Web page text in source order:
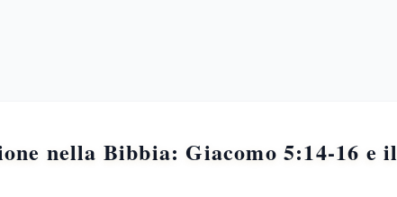
nella Bibbia: Giacomo 5:14-16 e il